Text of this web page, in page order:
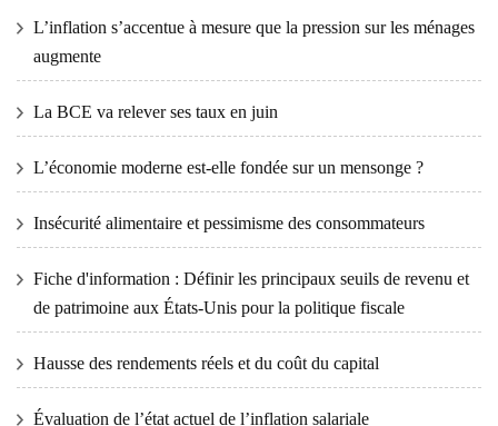
L’inflation s’accentue à mesure que la pression sur les ménages
augmente
La BCE va relever ses taux en juin
L’économie moderne est-elle fondée sur un mensonge ?
Insécurité alimentaire et pessimisme des consommateurs
Fiche d'information : Définir les principaux seuils de revenu et
de patrimoine aux États-Unis pour la politique fiscale
Hausse des rendements réels et du coût du capital
Évaluation de l’état actuel de l’inflation salariale